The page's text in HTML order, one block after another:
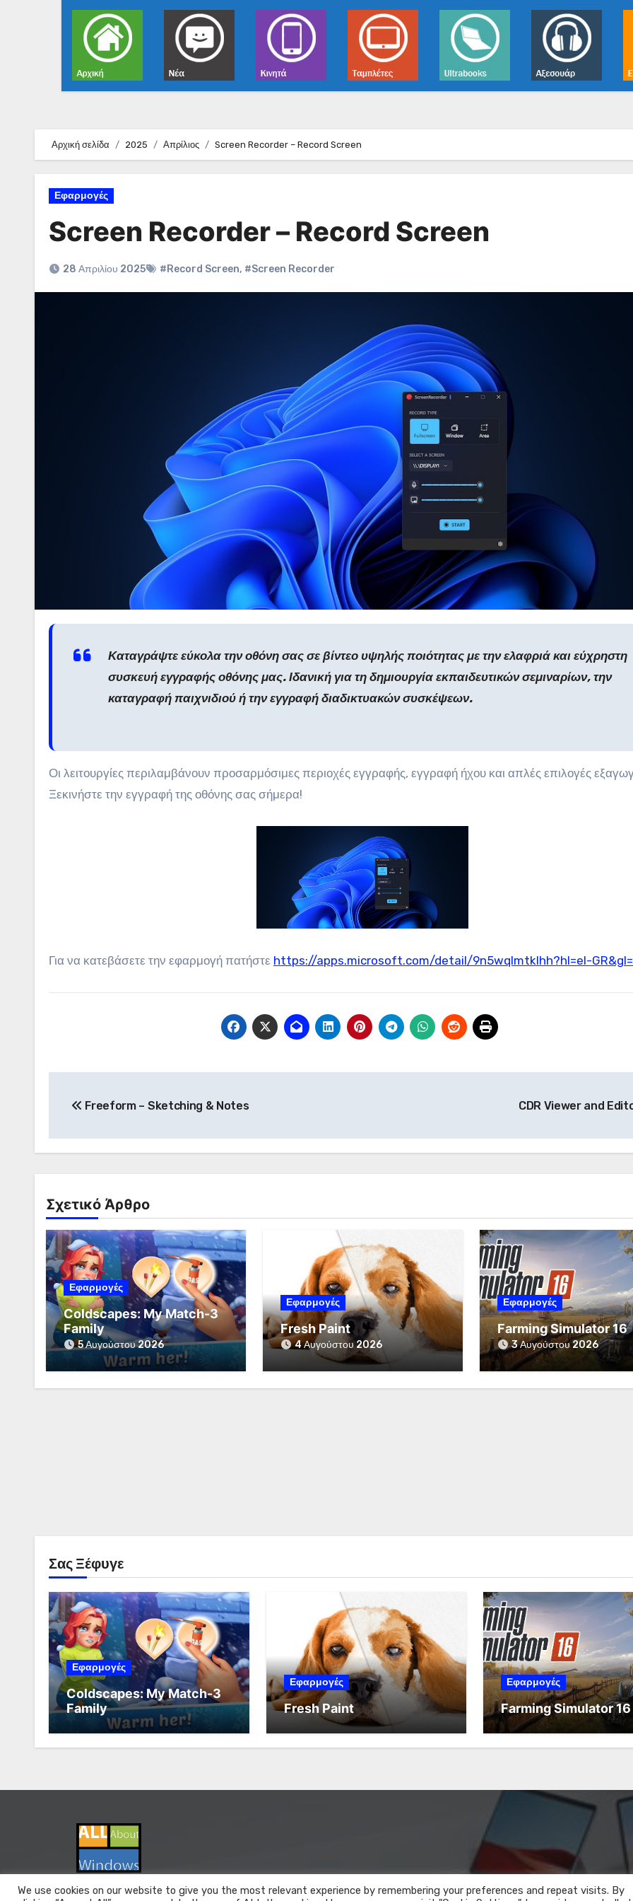
Αρχική σελίδα 2025 Απρίλιος Screen Recorder – Record Screen
Εφαρμογές
Screen Recorder – Record Screen
28 Απριλίου 2025 #Record Screen, #Screen Recorder
Καταγράψτε εύκολα την οθόνη σας σε βίντεο υψηλής ποιότητας με την ελαφριά και εύχρηστη
συσκευή εγγραφής οθόνης μας. Ιδανική για τη δημιουργία εκπαιδευτικών σεμιναρίων, την
καταγραφή παιχνιδιού ή την εγγραφή διαδικτυακών συσκέψεων.
Οι λειτουργίες περιλαμβάνουν προσαρμόσιμες περιοχές εγγραφής, εγγραφή ήχου και απλές επιλογές
Ξεκινήστε την εγγραφή της οθόνης σας σήμερα!
Για να κατεβάσετε την εφαρμογή πατήστε https://apps.microsoft.com/detail/9n5wqlmtklhh?hl=el-
άρθρων
Freeform – Sketching & Notes CDR Viewer and
Σχετικό Άρθρο
Εφαρμογές
Coldscapes: My Match-3
Family
5 Αυγούστου 2026
Εφαρμογές
Fresh Paint
4 Αυγούστου 2026
Εφαρμογές
Farming Simulator 16
3 Αυγούστου 2026
Σας Ξέφυγε
Εφαρμογές
Coldscapes: My Match-3
Family
Εφαρμογές
Fresh Paint
Εφαρμογές
Farming Simulator 16
All About Windows
We use cookies on our website to give you the most relevant experience by remembering your preferences and repeat visits. By